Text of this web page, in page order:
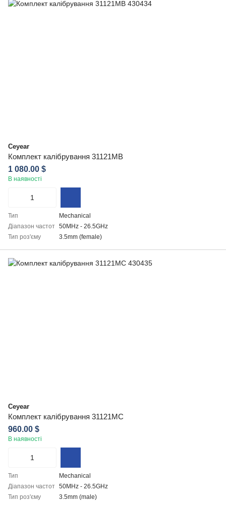
Ceyear
Комплект калібрування 31121MB
1 080.00 $
В наявності
Тип
Mechanical
Діапазон частот 50MHz - 26.5GHz
Тип роз'єму
3.5mm (female)
Ceyear
Комплект калібрування 31121MC
960.00 $
В наявності
Тип
Mechanical
Діапазон частот 50MHz - 26.5GHz
Тип роз'єму
3.5mm (male)